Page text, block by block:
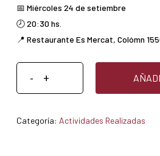
📅 Miércoles 24 de setiembre
🕗 20:30 hs.
📍 Restaurante Es Mercat, Colómn
Categoría: Actividades Realizadas